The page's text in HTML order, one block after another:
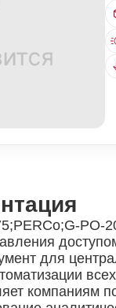
для
компаниям